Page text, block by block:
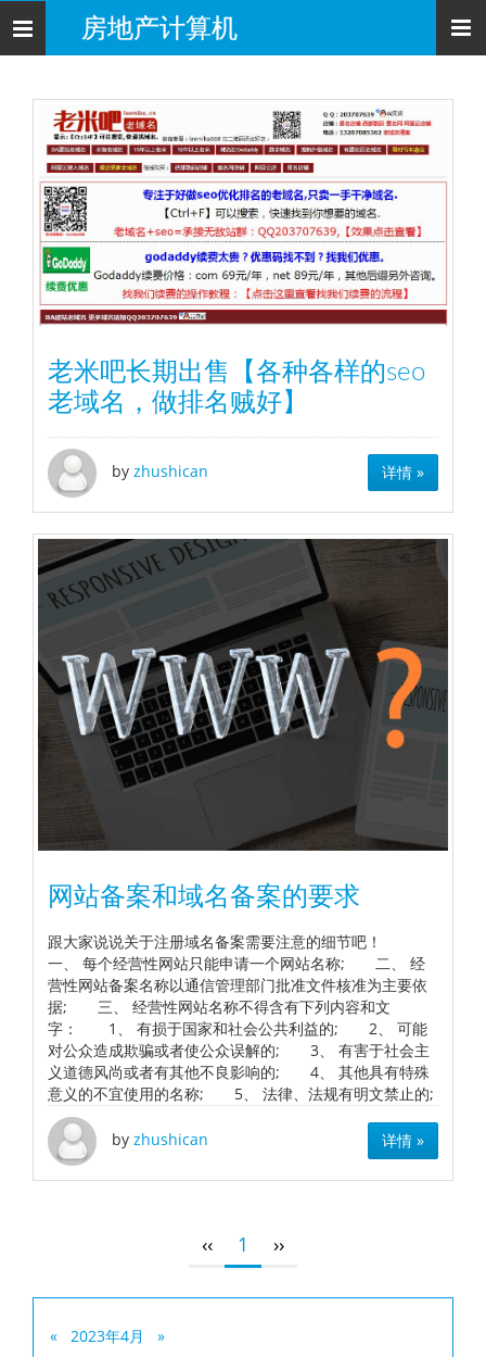
导
航
房地产计算机
老米吧长期出售【各种各样的seo
老域名，做排名贼好】
by zhushican 详情 »
网站备案和域名备案的要求
跟大家说说关于注册域名备案需要注意的细节吧！
一、 每个经营性网站只能申请一个网站名称; 二、 经
营性网站备案名称以通信管理部门批准文件核准为主要依
据; 三、 经营性网站名称不得含有下列内容和文
字： 1、 有损于国家和社会公共利益的; 2、 可能
对公众造成欺骗或者使公众误解的; 3、 有害于社会主
义道德风尚或者有其他不良影响的; 4、 其他具有特殊
意义的不宜使用的名称; 5、 法律、法规有明文禁止的;
by zhushican 详情 »
‹‹ 1 ››
« 2023年4月 »